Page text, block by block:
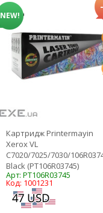
NEW!
Картридж Printermayin
Xerox VL
C7020/7025/7030/
Black (PT106R03745)
Арт: PT106R03745
Код: 1001231